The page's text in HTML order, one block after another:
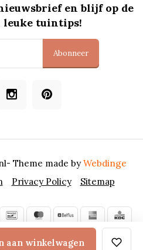
aan winkelwagen
en blijf op de
leuke tuintips!
Abonneer
Privacy Policy Sitemap
- Theme made byWebdinge